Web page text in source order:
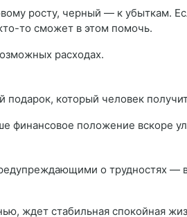
росту, черный — к убыткам.
то сможет в этом помочь.
расходах.
подарок, который человек
финансовое положение вскоре
о трудностях —
ждет стабильная спокойная